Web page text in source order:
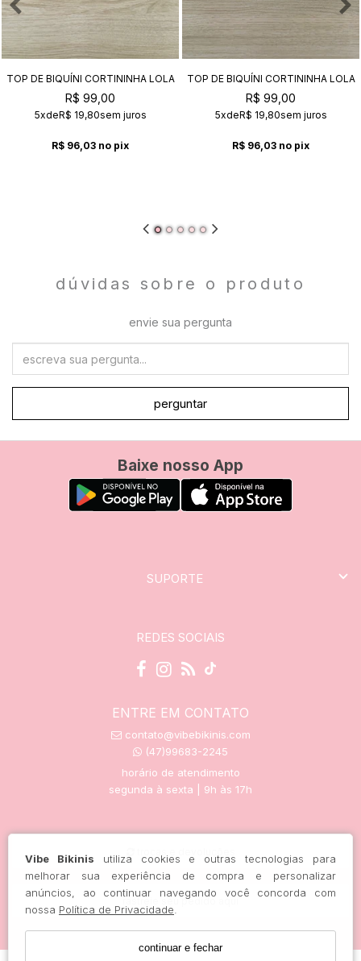
Vibe Bikinis utiliza cookies e outras tecnologias para
melhorar sua experiência de compra e personalizar
anúncios, ao continuar navegando você concorda com
nossa Política de Privacidade
continuar e fechar
TOP DE BIQUÍNI CORTININHA LOLA
AMETISTA
R$ 99,00
5xdeR$ 19,80sem juros
R$ 96,03 no pix
TOP DE BIQUÍNI CORTININHA LOLA
CHICLETE
R$ 99,00
5xdeR$ 19,80sem juros
R$ 96,03 no pix
dúvidas sobre o produto
envie sua pergunta
perguntar
Baixe nosso App
SUPORTE
REDES SOCIAIS
ENTRE EM CONTATO
contato@vibebikinis.com
(47)99683-2245
horário de atendimento
segunda à sexta | 9h às 17h
rastreie seu pedido aqui